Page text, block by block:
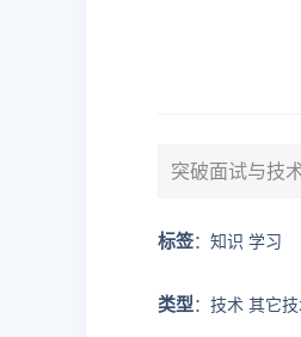
突破面试与技
标签：知识 学习
类型 ：技术 其它